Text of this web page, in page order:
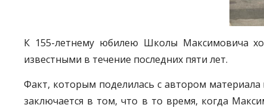
К 155-летнему юбилею Школы Максимовича
известными в течение последних пяти лет.
Факт, которым поделилась с автором
заключается в том, что в то время, когда